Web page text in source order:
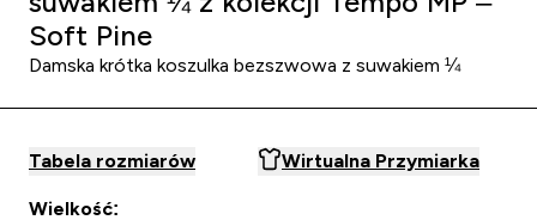
Soft Pine
Damska krótka koszulka bezszwowa z suwakiem ¼
Tabela rozmiarów Wirtualna Przymiarka
Wielkość: